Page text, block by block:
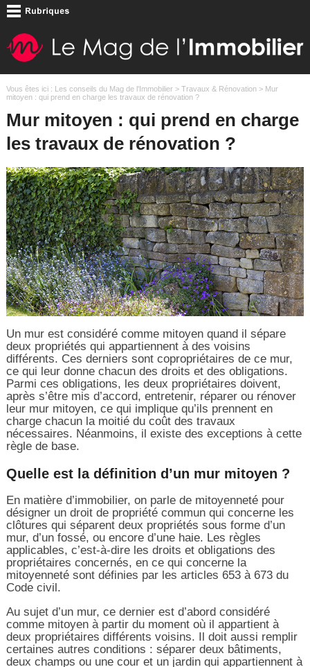
Vous êtes ici : Les conseils du Mag de l'Immobilier> Travaux & Rénovation> Mur
mitoyen : qui prend en charge les travaux de rénovation ?
Mur mitoyen : qui prend en charge
les travaux de rénovation ?
Un mur est considéré comme mitoyen quand il sépare
deux propriétés qui appartiennent à des voisins
différents. Ces derniers sont copropriétaires de ce mur,
ce qui leur donne chacun des droits et des obligations.
Parmi ces obligations, les deux propriétaires doivent,
après s’être mis d’accord, entretenir, réparer ou rénover
leur mur mitoyen, ce qui implique qu’ils prennent en
charge chacun la moitié du coût des travaux
nécessaires. Néanmoins, il existe des exceptions à cette
règle de base.
Quelle est la définition d’un mur mitoyen ?
En matière d’immobilier, on parle de mitoyenneté pour
désigner un droit de propriété commun qui concerne les
clôtures qui séparent deux propriétés sous forme d’un
mur, d’un fossé, ou encore d’une haie. Les règles
applicables, c’est-à-dire les droits et obligations des
propriétaires concernés, en ce qui concerne la
mitoyenneté sont définies par les articles 653 à 673 du
Code civil.
Au sujet d’un mur, ce dernier est d’abord considéré
comme mitoyen à partir du moment où il appartient à
deux propriétaires différents voisins. Il doit aussi remplir
certaines autres conditions : séparer deux bâtiments,
deux champs ou une cour et un jardin qui appartiennent à